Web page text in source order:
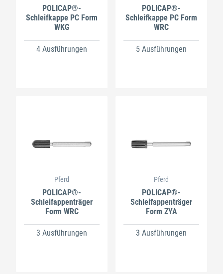
POLICAP®-
Schleifkappe PC Form
WKG
4 Ausführungen
POLICAP®-
Schleifkappe PC Form
WRC
5 Ausführungen
Pferd
POLICAP®-
Schleifappenträger
Form WRC
3 Ausführungen
Pferd
POLICAP®-
Schleifappenträger
Form ZYA
3 Ausführungen